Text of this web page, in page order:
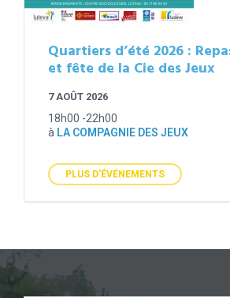
Quartiers d’été 2026 :
et fête de la Cie des Jeux
7 AOÛT 2026
18h00 -22h00
à LA COMPAGNIE DES JEUX
PLUS D'ÉVÉNEMENTS